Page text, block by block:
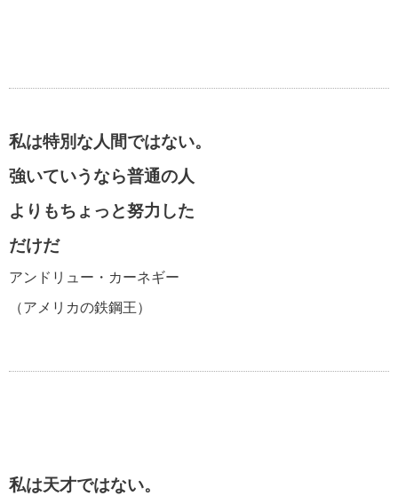
私は特別な人間ではない。
強いていうなら普通の人
よりもちょっと努力した
だけだ
アンドリュー・カーネギー
（アメリカの鉄鋼王）
私は天才ではない。